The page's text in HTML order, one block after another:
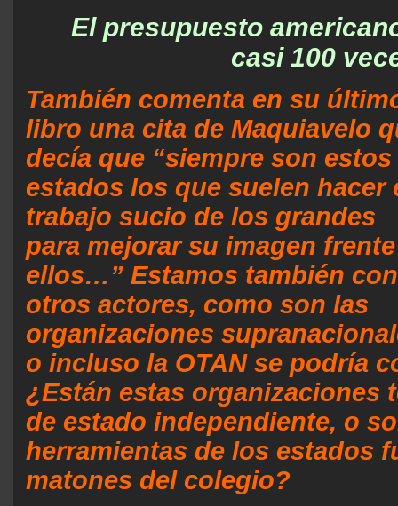
El presupuesto
casi 100
También comenta en su
libro una cita de Maquiavelo
decía que “siempre son estos
estados los que suelen hacer
trabajo sucio de los grandes
para mejorar su imagen
ellos…” Estamos también con
otros actores, como son las
organizaciones
o incluso la OTAN se podría
¿Están estas organizaciones
de estado independiente, o
herramientas de los estados
matones del colegio?